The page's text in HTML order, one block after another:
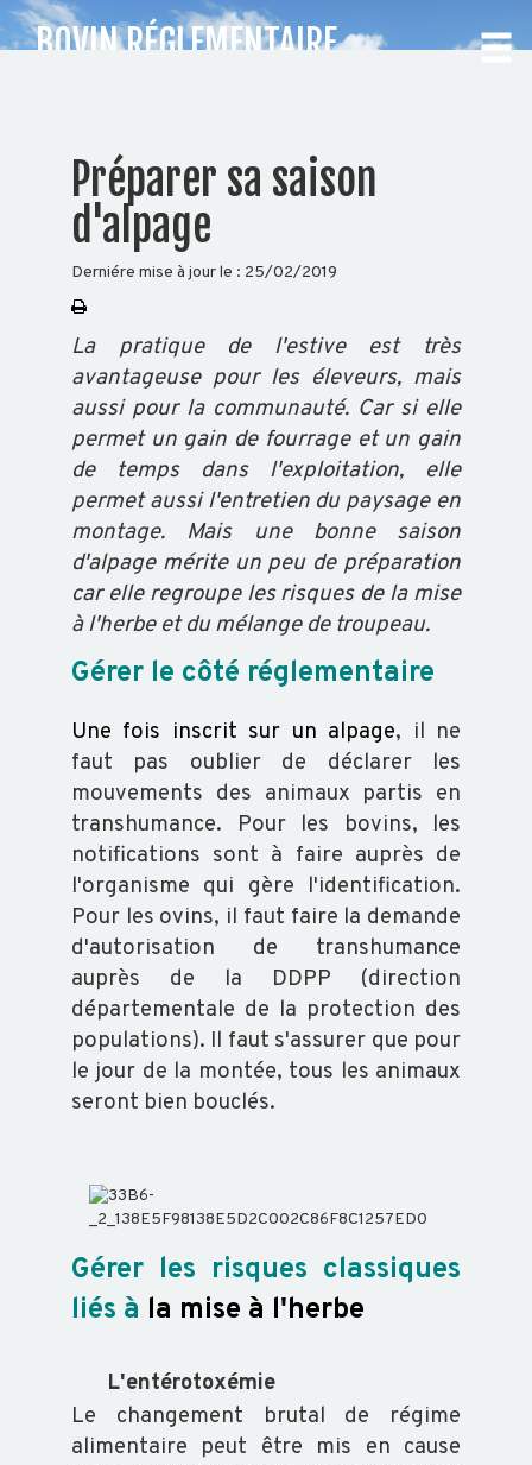
CHOISISSEZ
DÉPARTEMENT
Auvergne
BOVIN
CAPRIN
PORCIN
EQUIN
VOLAILLE
POISSON
ABEILLE
ACTUALITÉS
D'ACTIVITÉ
GDS
INFO
BOVIN RÉGLEMENTAIRE
Préparer sa saison
d'alpage
Derniére mise à jour le : 25/02/2019
La pratique de l'estive est très
avantageuse pour les éleveurs, mais
aussi pour la communauté. Car si elle
permet un gain de fourrage et un gain
de temps dans l'exploitation, elle
permet aussi l'entretien du paysage en
montage. Mais une bonne saison
d'alpage mérite un peu de préparation
car elle regroupe les risques de la mise
à l'herbe et du mélange de troupeau.
Gérer le côté réglementaire
Une fois inscrit sur un alpage, il ne
faut pas oublier de déclarer les
mouvements des animaux partis en
transhumance. Pour les bovins, les
notifications sont à faire auprès de
l'organisme qui gère l'identification.
Pour les ovins, il faut faire la demande
d'autorisation de transhumance
auprès de la DDPP (direction
départementale de la protection des
populations). Il faut s'assurer que pour
le jour de la montée, tous les animaux
seront bien bouclés.
Gérer les risques classiques
liés à la mise à l'herbe
L'entérotoxémie
Le changement brutal de régime
alimentaire peut être mis en cause